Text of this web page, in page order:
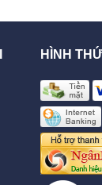
HÌNH